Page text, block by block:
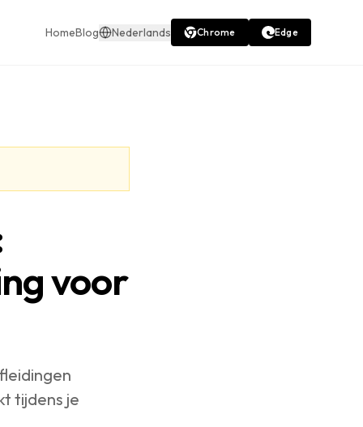
HomeBlog Nederlands Chrome Edge
voor
tijdens je